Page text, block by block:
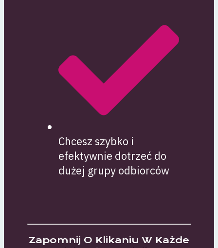
Chcesz szybko i
efektywnie dotrzeć do
dużej grupy odbiorców
Zapomnij O Klikaniu W Każde